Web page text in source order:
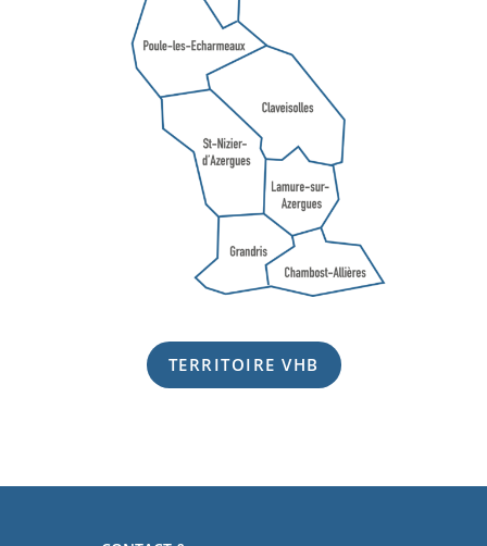
TERRITOIRE VHB